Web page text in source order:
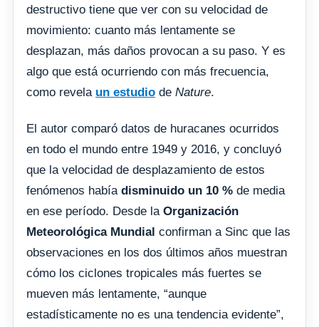
destructivo tiene que ver con su velocidad de
movimiento: cuanto más lentamente se
desplazan, más daños provocan a su paso. Y es
algo que está ocurriendo con más frecuencia,
como revela un estudio de Nature.
El autor comparó datos de huracanes ocurridos
en todo el mundo entre 1949 y 2016, y concluyó
que la velocidad de desplazamiento de estos
fenómenos había disminuido un 10 % de media
en ese período. Desde la Organización
Meteorológica Mundial confirman a Sinc que las
observaciones en los dos últimos años muestran
cómo los ciclones tropicales más fuertes se
mueven más lentamente, “aunque
estadísticamente no es una tendencia evidente”,